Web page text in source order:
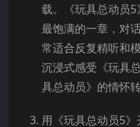
载。《玩具总动员
最饱满的一章，对
常适合反复精听和
沉浸式感受《玩具
具总动员》的情怀
用《玩具总动员5